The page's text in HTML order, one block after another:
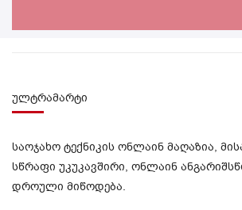
ულტრამარტი
საოჯახო ტექნიკის ონლაინ მაღაზია,
სწრაფი უკუკავშირი, ონლაინ
დროული მიწოდება.